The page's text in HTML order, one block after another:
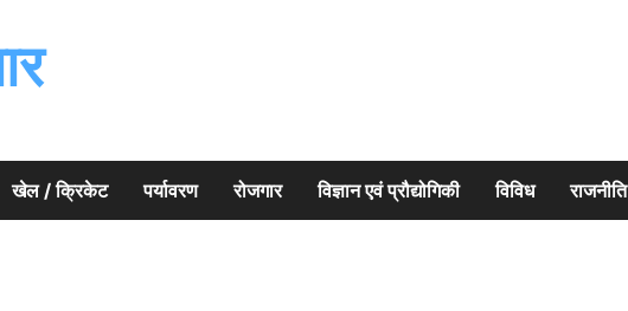
खेल / क्रिकेट पर्यावरण रोजगार विज्ञान एवं प्रौद्योगिकी विविध राजनीति